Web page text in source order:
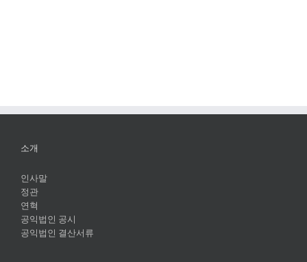
소개
인사말
정관
연혁
공익법인 공시
공익법인 결산서류